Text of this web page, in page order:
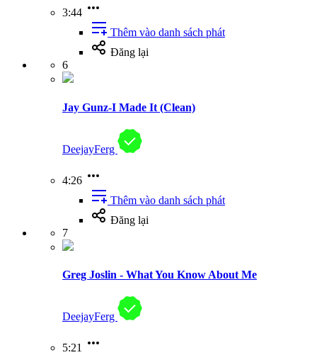
3:44
Thêm vào danh sách phát
Đăng lại
6
Jay Gunz-I Made It (Clean)
DeejayFerg
4:26
Thêm vào danh sách phát
Đăng lại
7
Greg Joslin - What You Know About Me
DeejayFerg
5:21